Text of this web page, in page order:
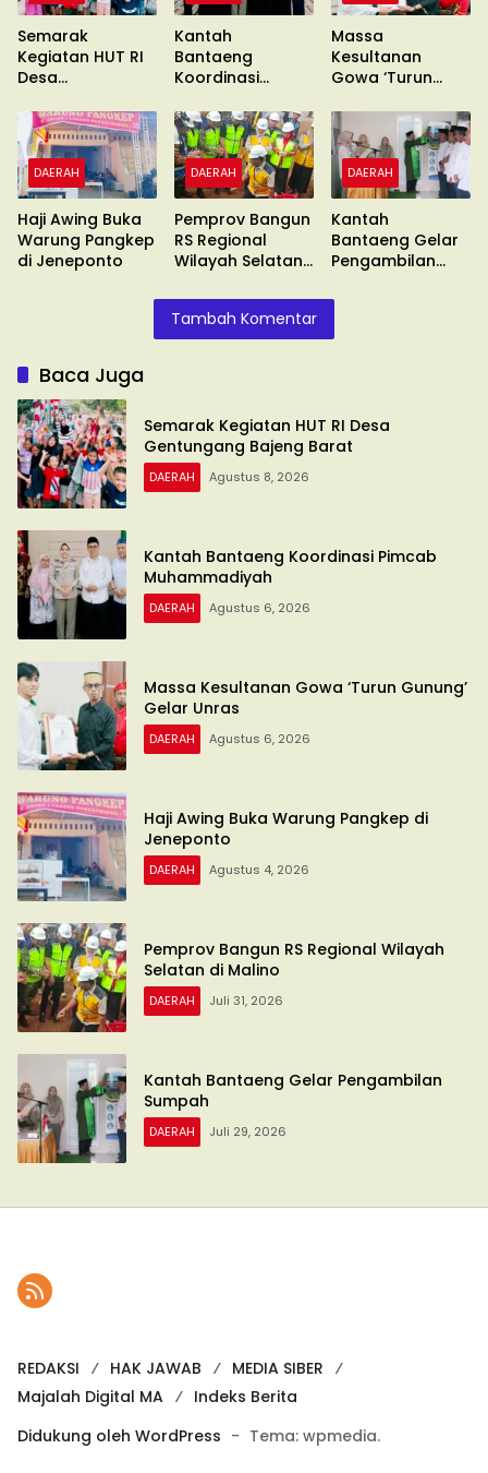
Semarak
Kegiatan HUT RI
Desa
Bajeng Barat
Kantah
Bantaeng
Koordinasi
Muhammadiyah
Massa
Kesultanan
Gowa ‘Turun
Unras
DAERAH
Haji Awing Buka
Warung Pangkep
di Jeneponto
DAERAH
Pemprov Bangun
RS Regional
Wilayah Selatan
DAERAH
Kantah
Bantaeng Gelar
Pengambilan
Tambah Komentar
Baca Juga
Semarak Kegiatan HUT RI Desa
Gentungang Bajeng Barat
DAERAH Agustus 8, 2026
Kantah Bantaeng Koordinasi Pimcab
Muhammadiyah
DAERAH Agustus 6, 2026
Massa Kesultanan Gowa ‘Turun Gunung’
Gelar Unras
DAERAH Agustus 6, 2026
Haji Awing Buka Warung Pangkep di
Jeneponto
DAERAH Agustus 4, 2026
Pemprov Bangun RS Regional Wilayah
Selatan di Malino
DAERAH Juli 31, 2026
Kantah Bantaeng Gelar Pengambilan
Sumpah
DAERAH Juli 29, 2026
REDAKSI HAK JAWAB
MEDIA SIBER
Majalah Digital MA
Indeks Berita
Didukung oleh WordPress - Tema: wpmedia.